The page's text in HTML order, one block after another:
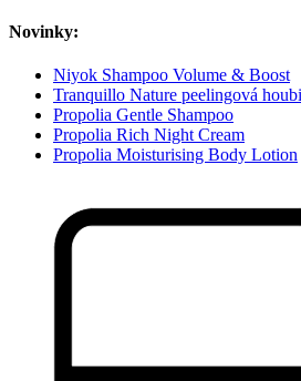
Novinky:
Niyok Shampoo Volume & Boost
Tranquillo Nature peelingová
Propolia Gentle Shampoo
Propolia Rich Night Cream
Propolia Moisturising Body Lotion